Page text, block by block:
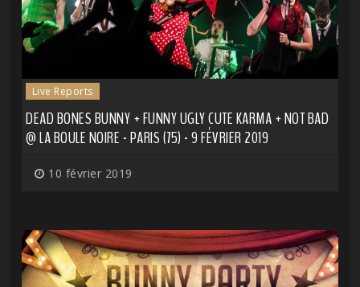
Live Reports
DEAD BONES BUNNY + FUNNY UGLY CUTE KARMA + NOT BAD
@ LA BOULE NOIRE - PARIS (75) - 9 FÉVRIER 2019
10 février 2019